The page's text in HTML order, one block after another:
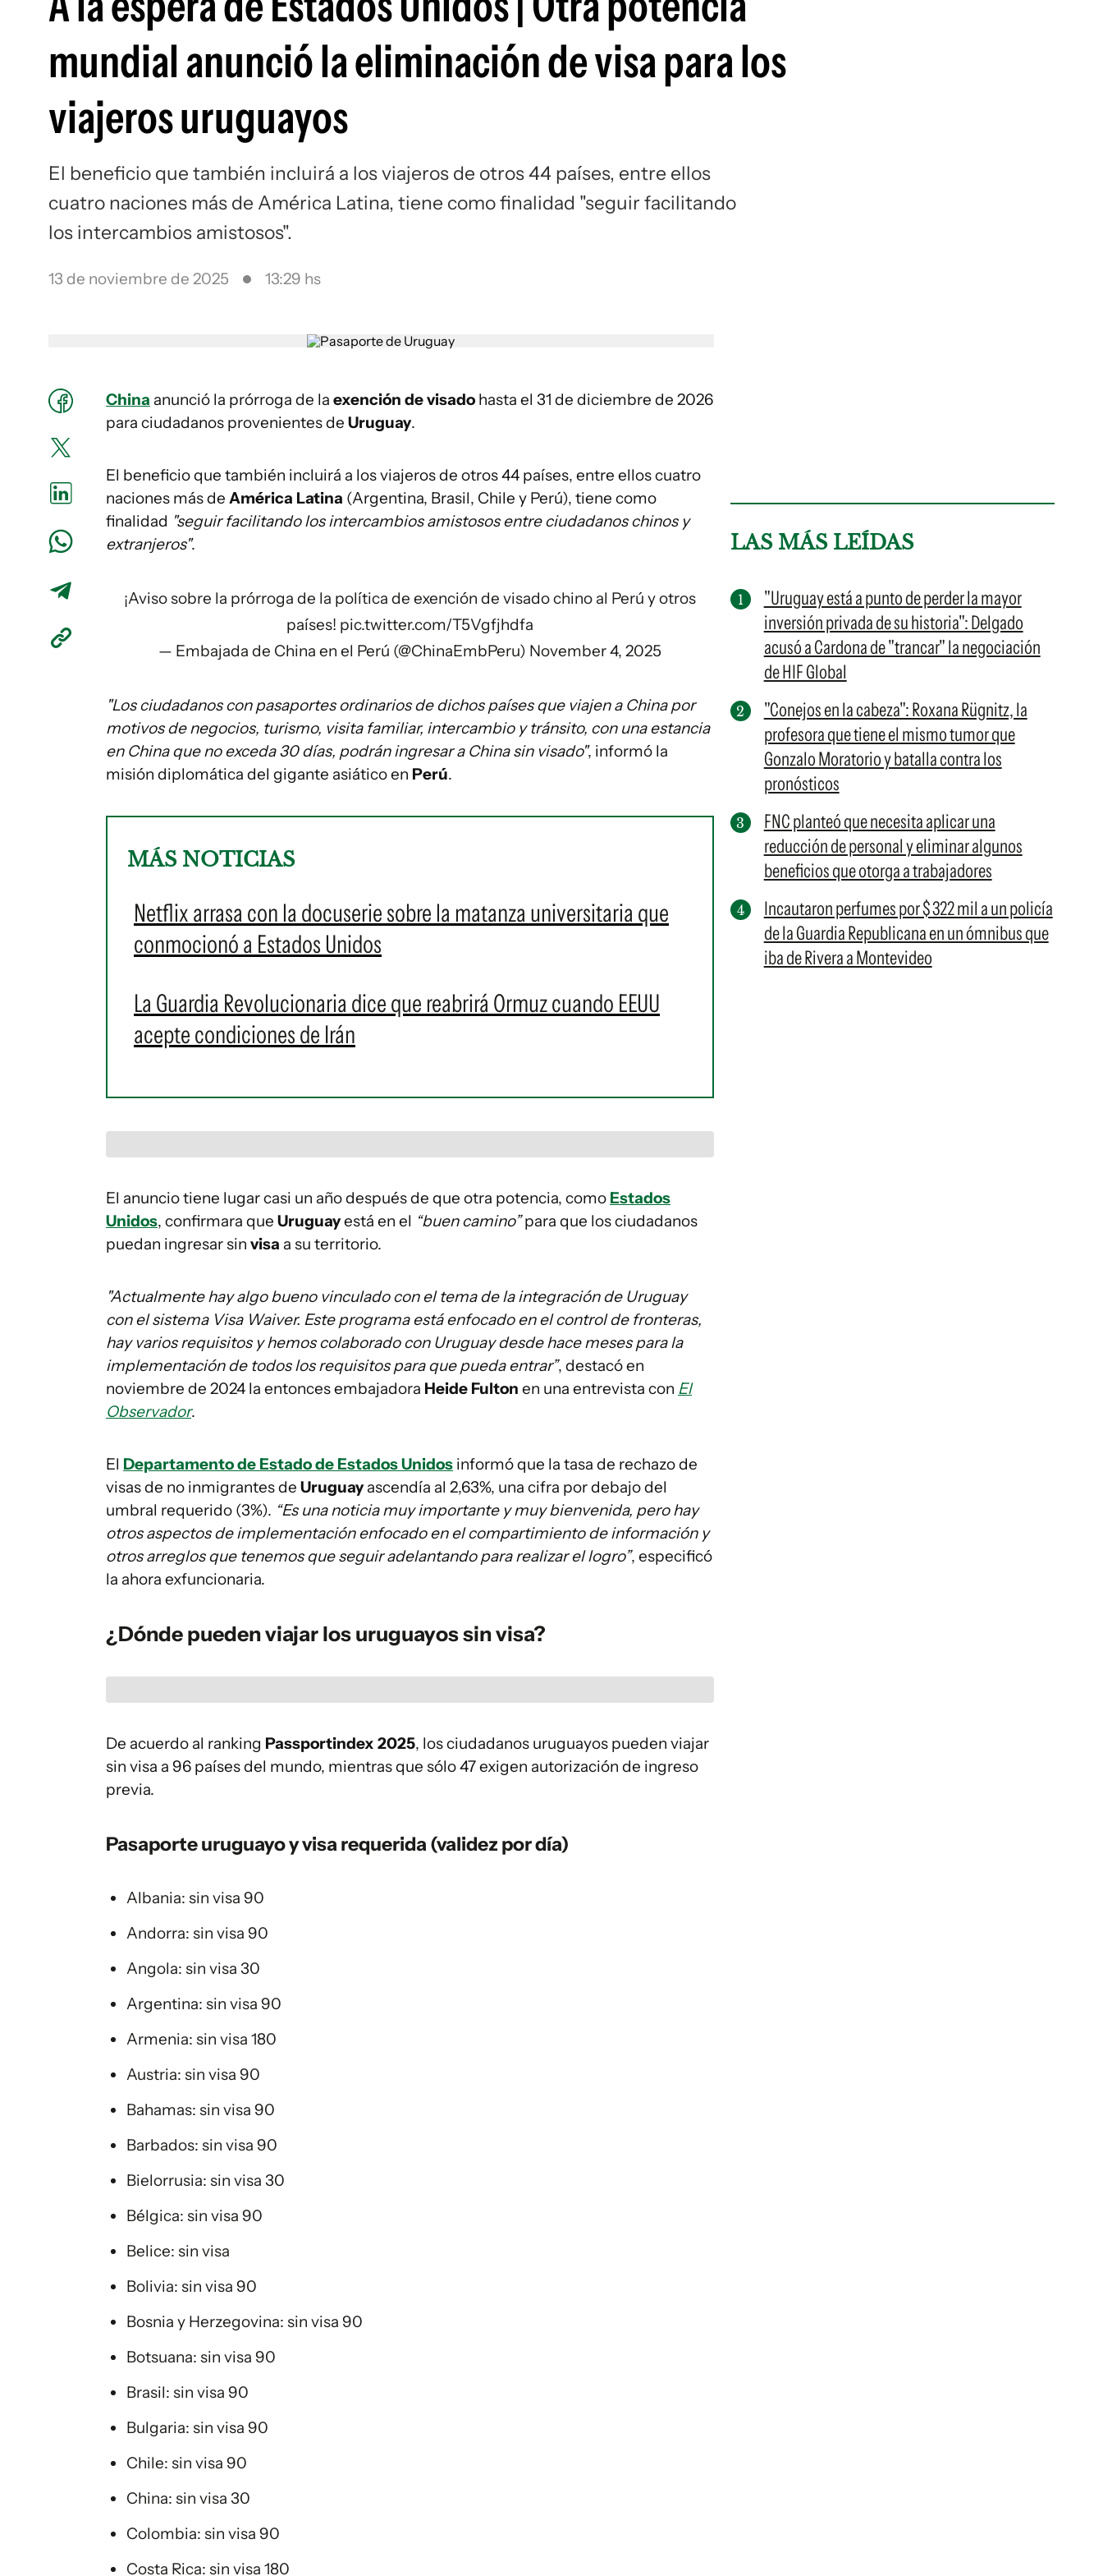
mundial anunció la eliminación de visa para los
viajeros uruguayos
El beneficio que también incluirá a los viajeros de otros 44 países, entre ellos
cuatro naciones más de América Latina, tiene como finalidad "seguir facilitando
los intercambios amistosos".
13 de noviembre de 2025 13:29 hs
China anunció la prórroga de la exención de visado hasta el 31 de diciembre de 2026
para ciudadanos provenientes de Uruguay.
El beneficio que también incluirá a los viajeros de otros 44 países, entre ellos cuatro
naciones más de América Latina (Argentina, Brasil, Chile y Perú), tiene como
finalidad "seguir facilitando los intercambios amistosos entre ciudadanos chinos y
extranjeros".
¡Aviso sobre la prórroga de la política de exención de visado chino al Perú y otros
países! pic.twitter.com/T5Vgfjhdfa
— Embajada de China en el Perú (@ChinaEmbPeru) November 4, 2025
"Los ciudadanos con pasaportes ordinarios de dichos países que viajen a China por
motivos de negocios, turismo, visita familiar, intercambio y tránsito, con una estancia
en China que no exceda 30 días, podrán ingresar a China sin visado", informó la
misión diplomática del gigante asiático en Perú.
MÁS NOTICIAS
Netflix arrasa con la docuserie sobre la matanza universitaria que
conmocionó a Estados Unidos
La Guardia Revolucionaria dice que reabrirá Ormuz cuando EEUU
acepte condiciones de Irán
El anuncio tiene lugar casi un año después de que otra potencia, como Estados
Unidos, confirmara que Uruguayestá en el “buen camino”para que los ciudadanos
puedan ingresar sin visa a su territorio.
"Actualmente hay algo bueno vinculado con el tema de la integración de Uruguay
con el sistema Visa Waiver. Este programa está enfocado en el control de fronteras,
hay varios requisitos y hemos colaborado con Uruguay desde hace meses para la
implementación de todos los requisitos para que pueda entrar”, destacó en
noviembre de 2024 la entonces embajadora Heide Fulton en una entrevista con El
Observador.
El Departamento de Estado de Estados Unidos informó que la tasa de rechazo de
visas de no inmigrantes de Uruguayascendía al 2,63%, una cifra por debajo del
umbral requerido (3%). “Es una noticia muy importante y muy bienvenida, pero hay
otros aspectos de implementación enfocado en el compartimiento de información y
otros arreglos que tenemos que seguir adelantando para realizar el logro”, especificó
la ahora exfuncionaria.
¿Dónde pueden viajar los uruguayos sin visa?
De acuerdo al ranking Passportindex 2025, los ciudadanos uruguayos pueden viajar
sin visa a 96 países del mundo, mientras que sólo 47 exigen autorización de ingreso
previa.
Pasaporte uruguayo y visa requerida (validez por día)
Albania: sin visa 90
Andorra: sin visa 90
Angola: sin visa 30
Argentina: sin visa 90
Armenia: sin visa 180
Austria: sin visa 90
Bahamas: sin visa 90
Barbados: sin visa 90
Bielorrusia: sin visa 30
Bélgica: sin visa 90
Belice: sin visa
Bolivia: sin visa 90
Bosnia y Herzegovina: sin visa 90
Botsuana: sin visa 90
Brasil: sin visa 90
Bulgaria: sin visa 90
Chile: sin visa 90
China: sin visa 30
Colombia: sin visa 90
Costa Rica: sin visa 180
LAS MÁS LEÍDAS
"Uruguay está a punto de perder la mayor
inversión privada de su historia": Delgado
acusó a Cardona de "trancar" la negociación
de HIF Global
"Conejos en la cabeza": Roxana Rügnitz, la
profesora que tiene el mismo tumor que
Gonzalo Moratorio y batalla contra los
pronósticos
FNC planteó que necesita aplicar una
reducción de personal y eliminar algunos
beneficios que otorga a trabajadores
Incautaron perfumes por $ 322 mil a un policía
de la Guardia Republicana en un ómnibus que
iba de Rivera a Montevideo